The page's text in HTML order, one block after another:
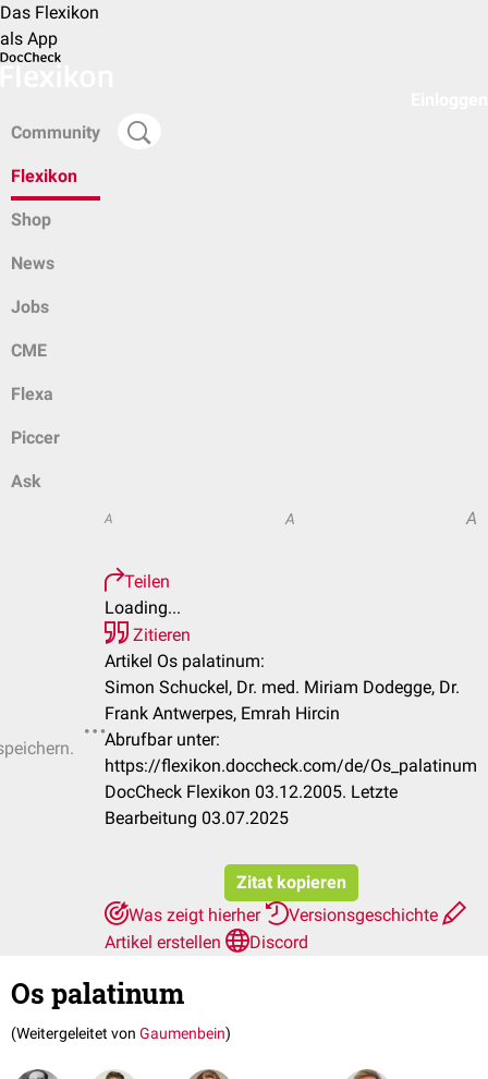
Das Flexikon
als App
Community
Flexikon
Shop
News
Jobs
CME
Flexa
Piccer
Ask
A A A
Teilen
Loading...
Zitieren
Artikel Os palatinum:
Simon Schuckel, Dr. med. Miriam Dodegge, Dr.
Frank Antwerpes, Emrah Hircin
Abrufbar unter:
https://flexikon.doccheck.com/de/Os_palatinum
DocCheck Flexikon 03.12.2005. Letzte
Bearbeitung 03.07.2025
Zitat kopieren
Was zeigt hierher
Versionsgeschichte
Artikel erstellen
Discord
Os palatinum
(Weitergeleitet von Gaumenbein)